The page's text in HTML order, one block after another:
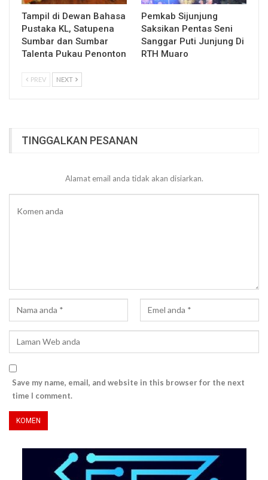
Tampil di Dewan Bahasa
Pustaka KL, Satupena
Sumbar dan Sumbar
Talenta Pukau Penonton
Pemkab Sijunjung
Saksikan Pentas Seni
Sanggar Puti Junjung Di
RTH Muaro
PREV NEXT
TINGGALKAN PESANAN
Alamat email anda tidak akan disiarkan.
Save my name, email, and website in this browser for the next
time I comment.